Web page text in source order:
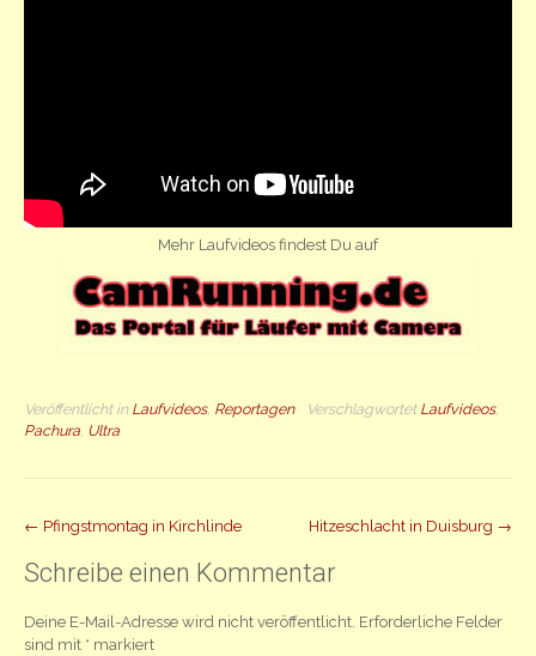
Mehr Laufvideos findest Du auf
Veröffentlicht in Laufvideos, Reportagen Verschlagwortet Laufvideos,
Pachura Ultra
Beitrag
Navigation
← Pfingstmontag in Kirchlinde Hitzeschlacht in Duisburg →
Schreibe einen Kommentar
Deine E-Mail-Adresse wird nicht veröffentlicht. Erforderliche Felder
sind mit * markiert